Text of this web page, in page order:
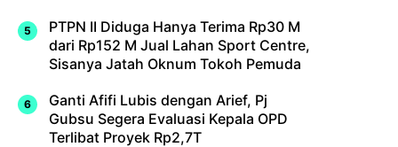
PTPN II Diduga Hanya Terima Rp30 M
dari Rp152 M Jual Lahan Sport Centre,
Sisanya Jatah Oknum Tokoh Pemuda
Ganti Afifi Lubis dengan Arief, Pj
Gubsu Segera Evaluasi Kepala OPD
Terlibat Proyek Rp2,7T